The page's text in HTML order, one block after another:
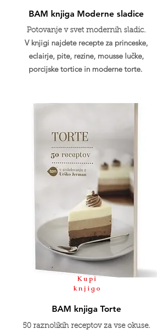
BAM knjiga Moderne sladice
Potovanje v svet modernih sladic.
V knjigi najdete recepte za princeske,
eclairje, pite, rezine, mousse lučke,
porcijske tortice in moderne torte.
Kupi
knjigo
BAM knjiga Torte
50 raznolikih receptov za vse okuse.